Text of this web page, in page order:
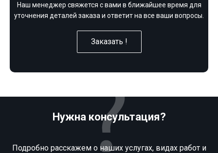
Наш менеджер свяжется с вами в ближайшее время для
уточнения деталей заказа и ответит на все ваши вопросы.
Заказать !
Нужна консультация?
Подробно расскажем о наших услугах, видах работ и